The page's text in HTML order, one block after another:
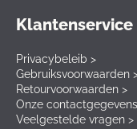
Klantenservice
Privacybeleib >
Gebruiksvoorwaarden
Retourvoorwaarden >
Onze
Veelgestelde vragen >